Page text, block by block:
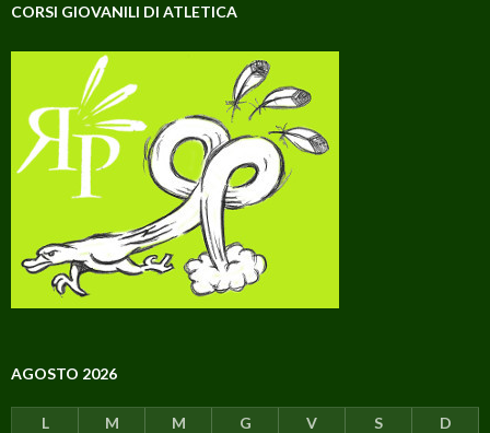
CORSI GIOVANILI DI ATLETICA
AGOSTO 2026
L M M G V S
D